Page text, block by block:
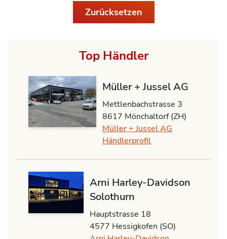
Zurücksetzen
Top Händler
Müller + Jussel AG
Mettlenbachstrasse 3
8617 Mönchaltorf (ZH)
Müller + Jussel AG
Händlerprofil
Arni Harley-Davidson
Solothurn
Hauptstrasse 18
4577 Hessigkofen (SO)